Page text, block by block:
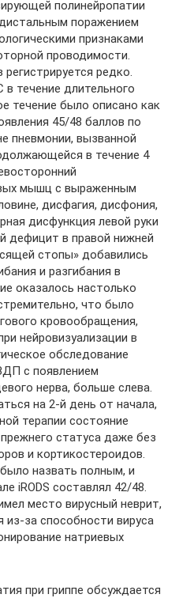
полинейропатии
поражением
признаками
проводимости.
редко.
течение длительного
течение было описано как
45/48 баллов по
пневмонии, вызванной
в течение 4
мышц с выраженным
дисфагия, дисфония,
дисфункция левой руки
дефицит в правой нижней
стопы» добавились
и разгибания в
оказалось настолько
что было
кровообращения,
нейровизуализации в
обследование
с появлением
нерва, больше слева.
на 2-й день от начала,
терапии состояние
статуса даже без
и кортикостероидов.
назвать полным, и
iRODS составлял 42/48.
место вирусный неврит,
за способности вируса
натриевых
при гриппе обсуждается